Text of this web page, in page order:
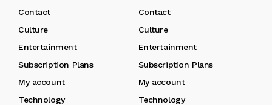
Contact
Contact
Culture
Culture
Entertainment
Entertainment
Subscription Plans
Subscription Plans
My account
My account
Technology
Technology